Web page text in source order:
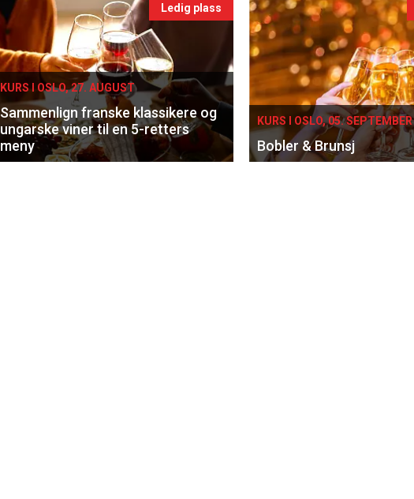
Ledig plass
KURS I OSLO, 27. AUGUST
Sammenlign franske klassikere og
ungarske viner til en 5-retters
meny
KURS I OSLO, 05. SEPTEMBER
Bobler & Brunsj